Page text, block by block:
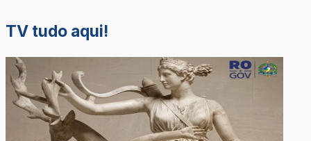
TV tudo aqui!